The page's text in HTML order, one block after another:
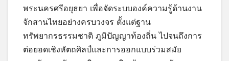
พระนครศรีอยุธยา เพื่อจัดระบบองค์ความรู้ด้านงาน
จักสานไทยอย่างครบวงจร ตั้งแต่ฐาน
ทรัพยากรธรรมชาติ ภูมิปัญญาท้องถิ่น ไปจนถึงการ
ต่อยอดเชิงหัตถศิลป์และการออกแบบร่วมสมัย